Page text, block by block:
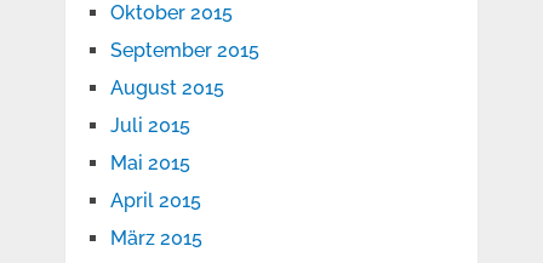
Oktober 2015
September 2015
August 2015
Juli 2015
Mai 2015
April 2015
März 2015